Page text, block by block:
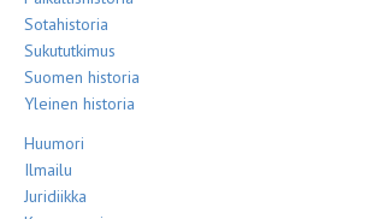
Sotahistoria
Sukututkimus
Suomen historia
Yleinen historia
Huumori
Ilmailu
Juridiikka